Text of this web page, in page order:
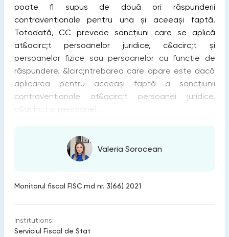
poate fi supus de două ori răspunderii
contravenţionale pentru una și aceeași faptă.
Totodată, CC prevede sancțiuni care se aplică
at&acirc;t persoanelor juridice, c&acirc;t și
persoanelor fizice sau persoanelor cu funcție de
răspundere. &Icirc;ntrebarea care apare este dacă
aplicarea pentru aceeași faptă a sancțiunii
contravenționale at&acirc;t persoanei juridice,
c&acirc;t și persoanei...
Valeria Sorocean
Monitorul fiscal FISC.md nr. 3(66) 2021
Institutions:
Serviciul Fiscal de Stat